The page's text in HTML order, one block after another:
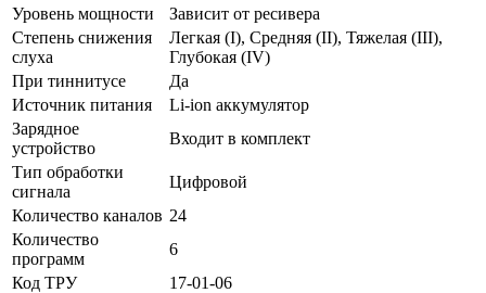
Уровень мощности
Зависит от ресивера
Степень снижения
слуха
Легкая (I), Средняя (II), Тяжелая (III),
Глубокая (IV)
При тиннитусе
Да
Источник питания
Li-ion аккумулятор
Зарядное
устройство
Входит в комплект
Тип обработки
сигнала
Цифровой
Количество каналов 24
Количество
программ
6
Код ТРУ
17-01-06